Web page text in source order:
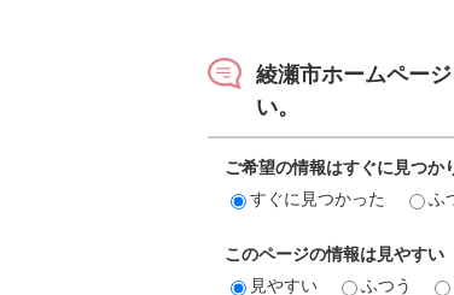
綾瀬市ホームペー
い。
ご希望の情報はすぐに見つか
すぐに見つかった
ふ
このページの情報は見やすい
見やすい
ふつう